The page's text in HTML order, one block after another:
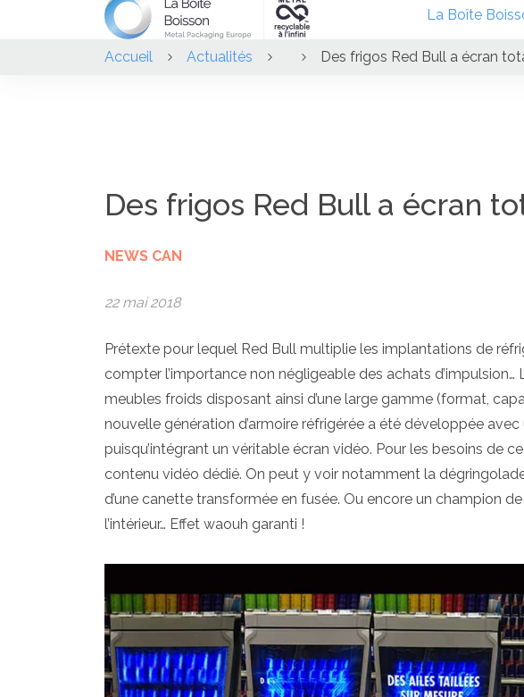
La Boîte
Accueil Actualités Des frigos Red Bull a écran
Des frigos Red Bull a écran
NEWS CAN
22 mai 2018
Prétexte pour lequel Red Bull multiplie les implantations de
compter l’importance non négligeable des achats
meubles froids disposant ainsi d’une large gamme (format,
nouvelle génération d’armoire réfrigérée a été développée
puisqu’intégrant un véritable écran vidéo. Pour les besoins de
contenu vidéo dédié. On peut y voir notamment la
d’une canette transformée en fusée. Ou encore un champion
l’intérieur… Effet waouh garanti !